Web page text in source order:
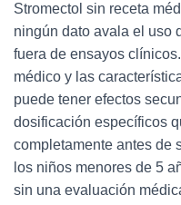
Stromectol sin receta
ningún dato avala el uso
fuera de ensayos
médico y las
puede tener efectos
dosificación específicos
completamente antes de
los niños menores de 5
sin una evaluación